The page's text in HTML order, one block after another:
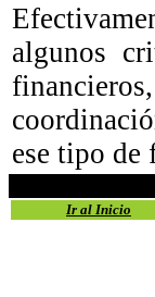
algunos
ese tipo de
Ir al Inicio